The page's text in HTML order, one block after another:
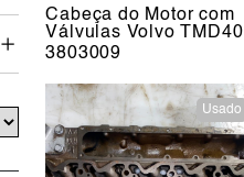
Cabeça do Motor com
Válvulas Volvo TMD40
3803009
Usado